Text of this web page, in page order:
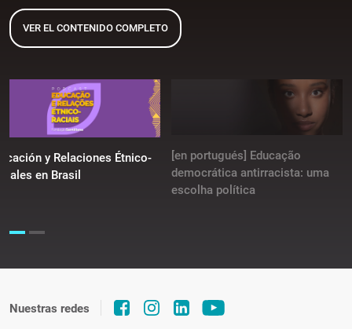
VER EL CONTENIDO COMPLETO
y Relaciones Étnico-
en Brasil
[en portugués] Educação
democrática antirracista: uma
escolha política
Nuestras redes